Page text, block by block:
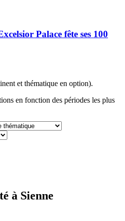
Palace fête ses 100
et thématique en option).
en fonction des périodes les plus
à Sienne